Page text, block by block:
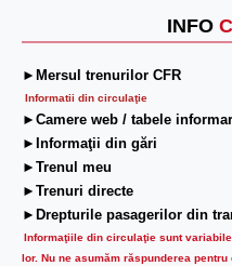
INFO
►Mersul trenurilor CFR
Informatii din circulaţie
►Camere web / tabele
►Informaţii din gări
►Trenul meu
►Trenuri directe
►Drepturile pasagerilor din
Informaţiile din circulaţie sunt
lor. Nu ne asumăm răspunderea